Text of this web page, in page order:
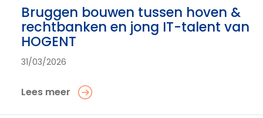
Bruggen bouwen tussen hoven &
rechtbanken en jong IT-talent van
HOGENT
31/03/2026
Lees meer